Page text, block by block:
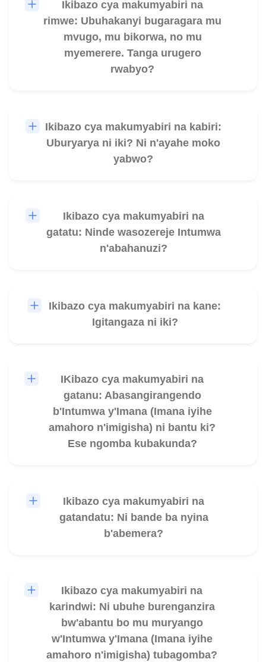
Ikibazo cya makumyabiri na
rimwe: Ubuhakanyi bugaragara mu
mvugo, mu bikorwa, no mu
myemerere. Tanga urugero
rwabyo?
Ikibazo cya makumyabiri na kabiri:
Uburyarya ni iki? Ni n'ayahe moko
yabwo?
Ikibazo cya makumyabiri na
gatatu: Ninde wasozereje Intumwa
n'abahanuzi?
Ikibazo cya makumyabiri na kane:
Igitangaza ni iki?
IKibazo cya makumyabiri na
gatanu: Abasangirangendo
b'Intumwa y'Imana (Imana iyihe
amahoro n'imigisha) ni bantu ki?
Ese ngomba kubakunda?
Ikibazo cya makumyabiri na
gatandatu: Ni bande ba nyina
b'abemera?
Ikibazo cya makumyabiri na
karindwi: Ni ubuhe burenganzira
bw'abantu bo mu muryango
w'Intumwa y'Imana (Imana iyihe
amahoro n'imigisha) tubagomba?